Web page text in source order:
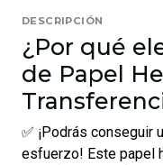
DESCRIPCIÓN
¿Por qué
de Papel
✅ ¡Podrás conseguir
esfuerzo! Este papel